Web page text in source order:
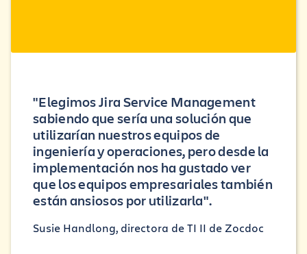
"Elegimos Jira Service Management
sabiendo que sería una solución que
utilizarían nuestros equipos de
ingeniería y operaciones, pero desde la
implementación nos ha gustado ver
que los equipos empresariales también
están ansiosos por utilizarla".
Susie Handlong, directora de TI II de Zocdoc